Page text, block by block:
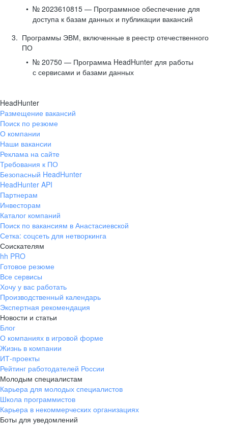
№ 2023610815 — Программное обеспечение для
доступа к базам данных и публикации вакансий
Программы ЭВМ, включенные в реестр отечественного
ПО
№ 20750 — Программа HeadHunter для работы
с сервисами и базами данных
HeadHunter
Размещение вакансий
Поиск по резюме
О компании
Наши вакансии
Реклама на сайте
Требования к ПО
Безопасный HeadHunter
HeadHunter API
Партнерам
Инвесторам
Каталог компаний
Поиск по вакансиям в Анастасиевской
Сетка: соцсеть для нетворкинга
Соискателям
hh PRO
Готовое резюме
Все сервисы
Хочу у вас работать
Производственный календарь
Экспертная рекомендация
Новости и статьи
Блог
О компаниях в игровой форме
Жизнь в компании
ИТ-проекты
Рейтинг работодателей России
Молодым специалистам
Карьера для молодых специалистов
Школа программистов
Карьера в некоммерческих организациях
Боты для уведомлений